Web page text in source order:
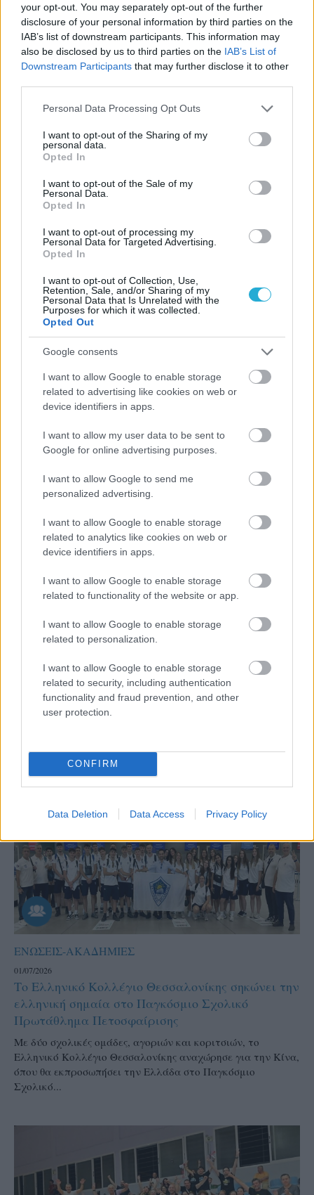
your opt-out. You may separately opt-out of the further
disclosure of your personal information by third parties on the
IAB’s list of downstream participants. This information may
also be disclosed by us to third parties on the IAB’s List of
Downstream Participants that may further disclose it to other
Please note that this website/app uses one or more Google
not limited to your visit or usage behaviour. You may click to
grant or deny consent to Google and its third-party tags to
use your data for below specified purposes in below Google
consent section.
Personal Data Processing Opt Outs
I want to opt-out of the Sharing of my
personal data.
Opted In
I want to opt-out of the Sale of my
Personal Data.
Opted In
I want to opt-out of processing my
Personal Data for Targeted Advertising.
Opted In
I want to opt-out of Collection, Use,
Retention, Sale, and/or Sharing of my
Personal Data that Is Unrelated with the
Purposes for which it was collected.
Opted Out
Google consents
I want to allow Google to enable storage
related to advertising like cookies on web or
device identifiers in apps.
I want to allow my user data to be sent to
Google for online advertising purposes.
I want to allow Google to send me
personalized advertising.
I want to allow Google to enable storage
related to analytics like cookies on web or
device identifiers in apps.
I want to allow Google to enable storage
related to functionality of the website or app.
I want to allow Google to enable storage
related to personalization.
I want to allow Google to enable storage
related to security, including authentication
functionality and fraud prevention, and other
user protection.
CONFIRM
Data Deletion Data Access Privacy Policy
ΗΛΙΑΣ ΠΑΠΑΪΩΑΝΝΟΥ
08/03/2026
Αναγνώριση και σεβασμός
οι σημαντικότερες νίκες του
παντού…
ΕΝΩΣΕΙΣ-ΑΚΑΔΗΜΙΕΣ
01/07/2026
Το Ελληνικό Κολλέγιο Θεσσαλονίκης σηκώνει την
ελληνική σημαία στο Παγκόσμιο Σχολικό
Πρωτάθλημα Πετοσφαίρισης
Με δύο σχολικές ομάδες, αγοριών και κοριτσιών, το
Ελληνικό Κολλέγιο Θεσσαλονίκης αναχώρησε για την Κίνα,
όπου θα εκπροσωπήσει την Ελλάδα στο Παγκόσμιο
Σχολικό...